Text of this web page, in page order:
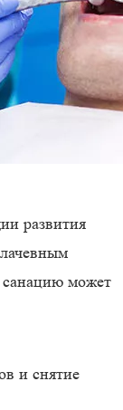
развития
санацию может
и снятие